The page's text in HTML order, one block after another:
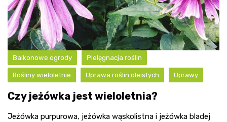
Balkonowe ogrody Pielęgnacja roślin
Rośliny wieloletnie Uprawa roślin oleistych Uprawy
Czy jeżówka jest wieloletnia?
Jeżówka purpurowa, jeżówka wąskolistna i jeżówka bladej